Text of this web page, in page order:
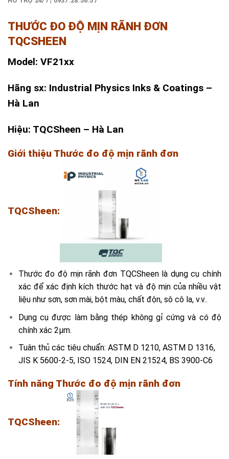
THƯỚC ĐO ĐỘ MỊN RÃNH ĐƠN
TQCSHEEN
Model: VF21xx
Hãng sx: Industrial Physics Inks & Coatings –
Hà Lan
Hiệu: TQCSheen – Hà Lan
Giới thiệu Thước đo độ mịn rãnh đơn
TQCSheen:
Thước đo độ mịn rãnh đơn TQCSheen là dụng cụ chính
xác để xác định kích thước hạt và độ mịn của nhiều vật
liệu như sơn, sơn mài, bột màu, chất độn, sô cô la, v.v..
Dụng cụ được làm bằng thép không gỉ cứng và có độ
chính xác 2µm.
Tuân thủ các tiêu chuẩn: ASTM D 1210, ASTM D 1316,
JIS K 5600-2-5, ISO 1524, DIN EN 21524, BS 3900-C6
Tính năng Thước đo độ mịn rãnh đơn
TQCSheen: